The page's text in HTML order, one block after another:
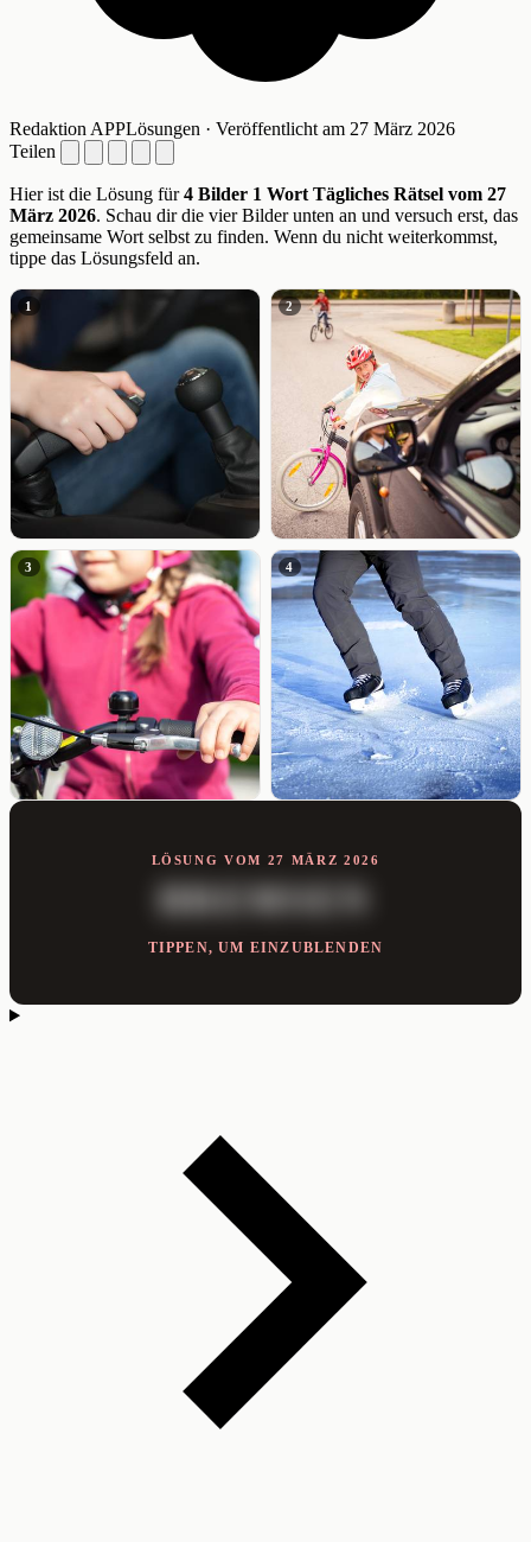
Redaktion APPLösungen · Veröffentlicht am 27 März 2026
Teilen
Hier ist die Lösung für4 Bilder 1 Wort Tägliches Rätsel vom 27
März 2026. Schau dir die vier Bilder unten an und versuch erst, das
gemeinsame Wort selbst zu finden. Wenn du nicht weiterkommst,
tippe das Lösungsfeld an.
1 2
3 4
LÖSUNG VOM 27 MÄRZ 2026
BREMSEN
TIPPEN, UM EINZUBLENDEN